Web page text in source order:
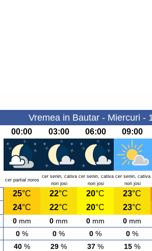
Vremea in Bautar - Miercuri -
00:00 03:00 06:00 09:00
cer partial noros
cer senin, cativa
nori josi
cer senin, cativa
nori josi
cer senin, cativa
nori josi
25°C 22°C 20°C 23°C
24°C 22°C 20°C 23°C
0 mm 0 mm 0 mm 0 mm
0 % 0 % 0 % 0 %
40 % 29 % 37 % 15 %